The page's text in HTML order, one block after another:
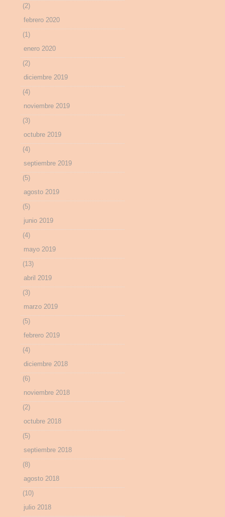
(2)
febrero 2020
(1)
enero 2020
(2)
diciembre 2019
(4)
noviembre 2019
(3)
octubre 2019
(4)
septiembre 2019
(5)
agosto 2019
(5)
junio 2019
(4)
mayo 2019
(13)
abril 2019
(3)
marzo 2019
(5)
febrero 2019
(4)
diciembre 2018
(6)
noviembre 2018
(2)
octubre 2018
(5)
septiembre 2018
(8)
agosto 2018
(10)
julio 2018